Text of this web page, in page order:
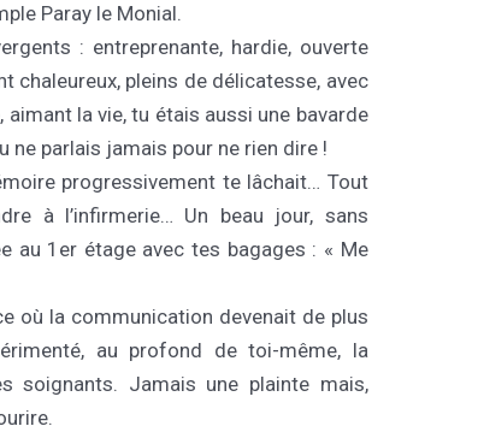
Paray le Monial.
: entreprenante, hardie, ouverte
chaleureux, pleins de délicatesse, avec
la vie, tu étais aussi une bavarde
ne parlais jamais pour ne rien dire !
progressivement te lâchait… Tout
à l’infirmerie… Un beau jour, sans
au 1er étage avec tes bagages : « Me
où la communication devenait de plus
au profond de toi-même, la
soignants. Jamais une plainte mais,